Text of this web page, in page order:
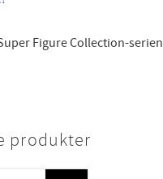
Figure Collection-serien
produkter